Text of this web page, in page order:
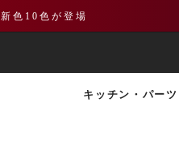
色10色が登場
キッチン・パーツ